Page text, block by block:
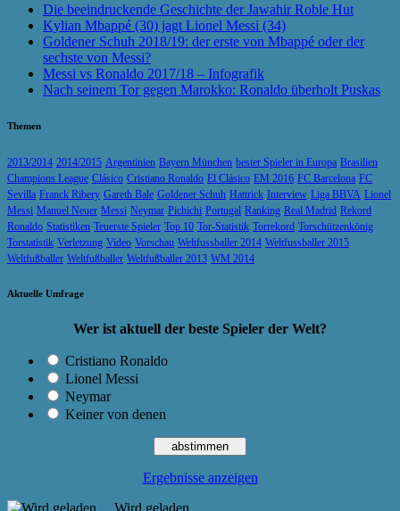
Die beeindruckende Geschichte der Jawahir Roble Hut
Kylian Mbappé (30) jagt Lionel Messi (34)
Goldener Schuh 2018/19: der erste von Mbappé oder der
sechste von Messi?
Messi vs Ronaldo 2017/18 – Infografik
Nach seinem Tor gegen Marokko: Ronaldo überholt Puskas
Themen
2013/2014 2014/2015 Argentinien Bayern München bester Spieler in Europa Brasilien
Champions League Clásico Cristiano Ronaldo El Clásico EM 2016 FC Barcelona FC
Sevilla Franck Ribery Gareth Bale Goldener Schuh Hattrick Interview Liga BBVA Lionel
Messi Manuel Neuer Messi Neymar Pichichi Portugal Ranking Real Madrid Rekord
Ronaldo Statistiken Teuerste Spieler Top 10 Tor-Statistik Torrekord Torschützenkönig
Torstatistik Verletzung Video Vorschau Weltfussballer 2014 Weltfussballer 2015
Weltfußballer Weltfußballer Weltfußballer 2013 WM 2014
Aktuelle Umfrage
Wer ist aktuell der beste Spieler der Welt?
Cristiano Ronaldo
Lionel Messi
Neymar
Keiner von denen
Ergebnisse anzeigen
Wird geladen ...